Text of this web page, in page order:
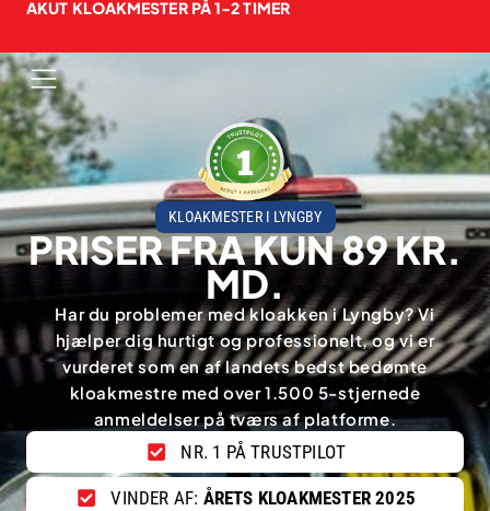
AKUT KLOAKMESTER PÅ 1-2 TIMER
KLOAKMESTER I LYNGBY
PRISER FRA KUN 89 KR.
MD.
Har du problemer med kloakken i Lyngby? Vi
hjælper dig hurtigt og professionelt, og vi er
vurderet som en af landets bedst bedømte
kloakmestre med over 1.500 5-stjernede
anmeldelser på tværs af platforme.
NR. 1 PÅ TRUSTPILOT
VINDER AF: ÅRETS KLOAKMESTER 2025